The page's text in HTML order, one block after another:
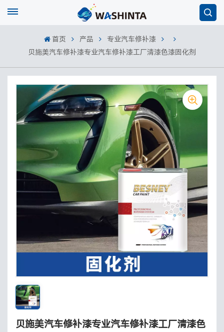
首页 产品
专业汽车修补漆
贝施美汽车修补漆专业汽车修补漆工厂清漆色漆固化剂
贝施美汽车修补漆专业汽车修补漆工厂清漆色